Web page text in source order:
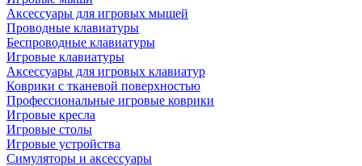
Аксессуары для игровых мышей
Проводные клавиатуры
Беспроводные клавиатуры
Игровые клавиатуры
Аксессуары для игровых клавиатур
Коврики с тканевой поверхностью
Профессиональные игровые коврики
Игровые кресла
Игровые столы
Игровые устройства
Симуляторы и аксессуары